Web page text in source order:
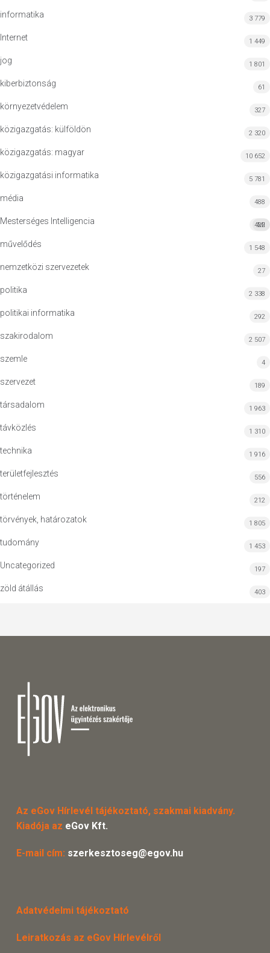
informatika 3 779
Internet 1 449
jog 1 801
kiberbiztonság 61
környezetvédelem 327
közigazgatás: külföldön 2 320
közigazgatás: magyar 10 652
közigazgatási informatika 5 781
média 488
Mesterséges Intelligencia MI
422
művelődés 1 548
nemzetközi szervezetek 27
politika 2 338
politikai informatika 292
szakirodalom 2 507
szemle 4
szervezet 189
társadalom 1 963
távközlés 1 310
technika 1 916
területfejlesztés 556
történelem 212
törvények, határozatok 1 805
tudomány 1 453
Uncategorized 197
zöld átállás 403
Az eGov Hírlevél tájékoztató, szakmai kiadvány.
Kiadója az eGov Kft.
E-mail cím: szerkesztoseg@egov.hu
Adatvédelmi tájékoztató
Leiratkozás az eGov Hírlevélről